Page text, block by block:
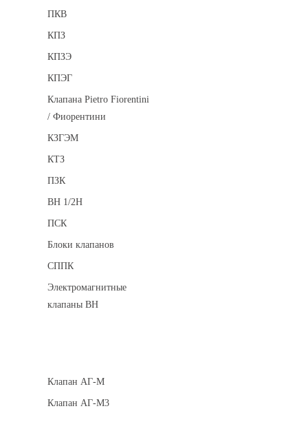
ПКВ
КПЗ
КПЗЭ
КПЭГ
Клапана Pietro Fiorentini
/ Фиорентини
КЗГЭМ
КТЗ
ПЗК
ВН 1/2Н
ПСК
Блоки клапанов
СППК
Электромагнитные
клапаны ВН
Клапан АГ-М
Клапан АГ-М3